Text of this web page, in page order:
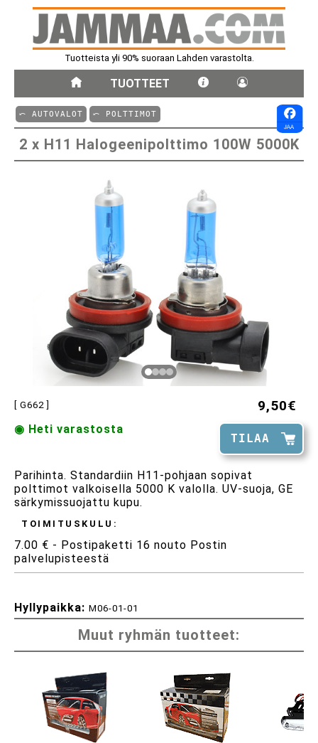
Tuotteista yli 90% suoraan Lahden varastolta.
TUOTTEET
⤺ AUTOVALOT ⤺ POLTTIMOT
2 x H11 Halogeenipolttimo 100W 5000K
[ G662 ] 9,50€
TILAA
◉ Heti varastosta
Parihinta. Standardiin H11-pohjaan sopivat
polttimot valkoisella 5000 K valolla. UV-suoja, GE
särkymissuojattu kupu.
TOIMITUSKULU:
7.00 € - Postipaketti 16 nouto Postin
palvelupisteestä
Hyllypaikka: M06-01-01
Muut ryhmän tuotteet: